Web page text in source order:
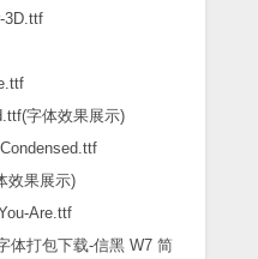
3D.ttf
Are.ttf